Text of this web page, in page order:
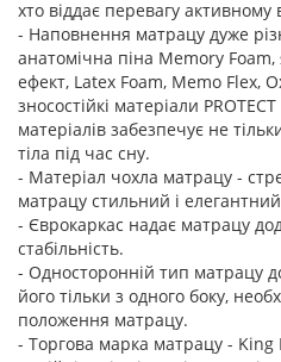
хто віддає перевагу активному
- Наповнення матрацу дуже
анатомічна піна Memory
ефект, Latex Foam, Memo Flex,
зносостійкі матеріали
матеріалів забезпечує не
тіла під час сну.
- Матеріал чохла матрацу -
матрацу стильний і
- Єврокаркас надає матрацу
стабільність.
- Односторонній тип матрацу
його тільки з одного боку,
положення матрацу.
- Торгова марка матрацу -